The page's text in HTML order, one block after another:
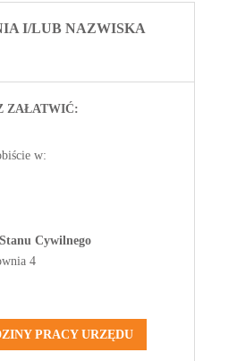
I/LUB NAZWISKA
ZAŁATWIĆ:
w:
Cywilnego
4
PRACY URZĘDU